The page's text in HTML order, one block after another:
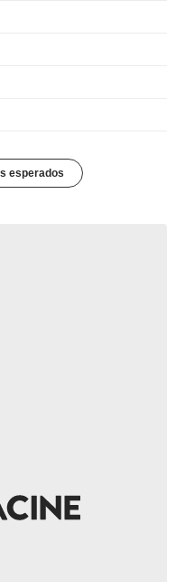
esperados